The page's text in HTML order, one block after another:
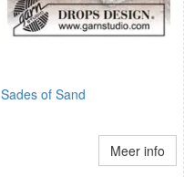
Sades of Sand
Meer info